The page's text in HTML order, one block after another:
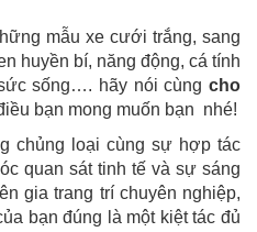
mẫu xe cưới trắng, sang
huyền bí, năng động, cá tính
sống…. hãy nói cùng cho
bạn mong muốn bạn nhé!
chủng loại cùng sự hợp tác
quan sát tinh tế và sự sáng
gia trang trí chuyên nghiệp,
bạn đúng là một kiệt tác đủ